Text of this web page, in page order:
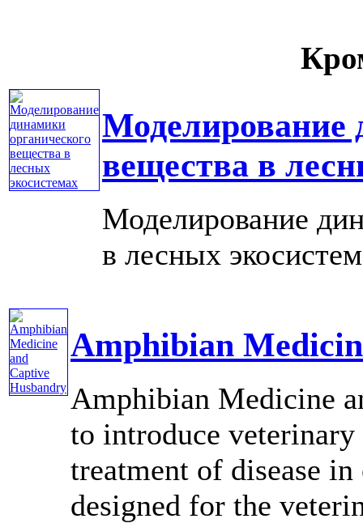
Моделирование
вещества в
Моделирование
в лесных
Amphibian
Amphibian Medicine
to introduce
treatment of disease
designed for the